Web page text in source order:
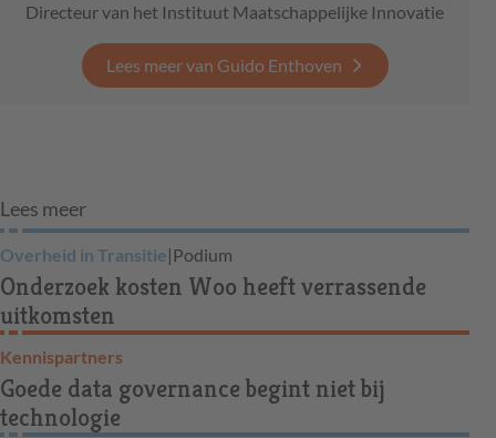
Directeur van het Instituut Maatschappelijke Innovatie
Lees meer van Guido Enthoven
Lees meer
Overheid in Transitie|Podium
Onderzoek kosten Woo heeft verrassende
uitkomsten
Kennispartners
Goede data governance begint niet bij
technologie